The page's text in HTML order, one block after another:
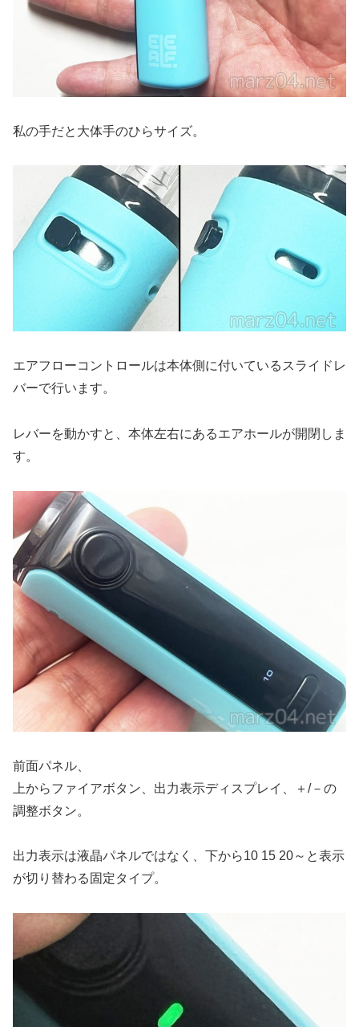
私の手だと大体手のひらサイズ。
エアフローコントロールは本体側に付いているスライドレ
バーで行います。
レバーを動かすと、本体左右にあるエアホールが開閉しま
す。
前面パネル、
上からファイアボタン、出力表示ディスプレイ、＋/－の
調整ボタン。
出力表示は液晶パネルではなく、下から10 15 20～と表示
が切り替わる固定タイプ。